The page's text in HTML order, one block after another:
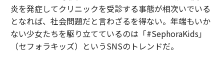
炎を発症してクリニックを受診する事態が相次いでいる
となれば、社会問題だと言わざるを得ない。年端もいか
ない少女たちを駆り立てているのは「#SephoraKids」
（セフォラキッズ）というSNSのトレンドだ。